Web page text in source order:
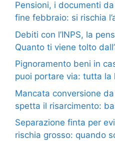
Pensioni, i documenti
fine febbraio: si rischia
Debiti con l’INPS, la
Quanto ti viene tolto
Pignoramento beni in
puoi portare via: tutta la
Mancata conversione
spetta il risarcimento:
Separazione finta per
rischia grosso: quando